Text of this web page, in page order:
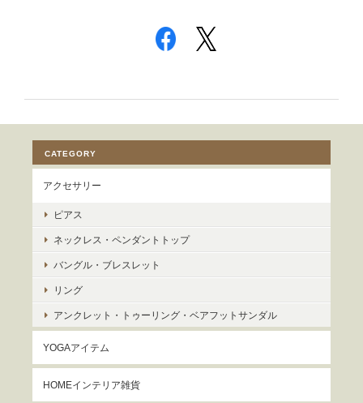
CATEGORY
アクセサリー
ピアス
ネックレス・ペンダントトップ
バングル・ブレスレット
リング
アンクレット・トゥーリング・ベアフットサンダル
YOGAアイテム
HOMEインテリア雑貨